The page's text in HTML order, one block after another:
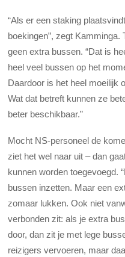
“Als er een staking
boekingen”, zegt
geen extra bussen. “Dat is
heel veel bussen op het
Daardoor is het heel moeilijk
Wat dat betreft kunnen ze
beter beschikbaar.”
Mocht NS-personeel de
ziet het wel naar uit – dan
kunnen worden toegevoegd.
bussen inzetten. Maar een
zomaar lukken. Ook niet
verbonden zit: als je extra
door, dan zit je met lege
reizigers vervoeren, maar